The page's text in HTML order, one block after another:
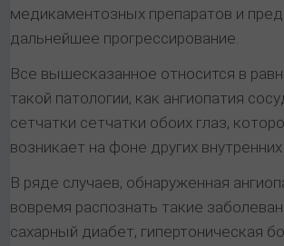
медикаментозных препаратов и
дальнейшее прогрессирование.
Все вышесказанное относится в
такой патологии, как ангиопатия
сетчатки сетчатки обоих глаз,
возникает на фоне других
В ряде случаев, обнаруженная
вовремя распознать такие
сахарный диабет, гипертоническая